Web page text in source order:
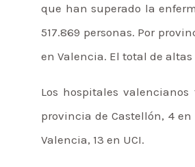
que han superado la
517.869 personas. Por
en Valencia. El total de
Los hospitales
provincia de Castellón, 4
Valencia, 13 en UCI.